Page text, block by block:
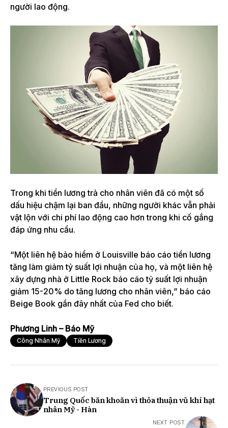
người lao động.
Trong khi tiền lương trả cho nhân viên đã có một số
dấu hiệu chậm lại ban đầu, những người khác vẫn phải
vật lộn với chi phí lao động cao hơn trong khi cố gắng
đáp ứng nhu cầu.
“Một liên hệ bảo hiểm ở Louisville báo cáo tiền lương
tăng làm giảm tỷ suất lợi nhuận của họ, và một liên hệ
xây dựng nhà ở Little Rock báo cáo tỷ suất lợi nhuận
giảm 15-20% do tăng lương cho nhân viên,” báo cáo
Beige Book gần đây nhất của Fed cho biết.
Phương Linh – Báo Mỹ
Công Nhân Mỹ Tiền Lương
PREVIOUS POST
Trung Quốc băn khoăn vì thỏa thuận vũ khí hạt
nhân Mỹ - Hàn
NEXT POST